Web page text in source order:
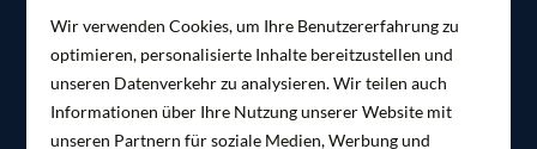
In welchem Yachthafen in
Amsterdam übernachtest
du?
Wir verwenden Cookies, um Ihre Benutzererfahrung zu
optimieren, personalisierte Inhalte bereitzustellen und
unseren Datenverkehr zu analysieren. Wir teilen auch
Informationen über Ihre Nutzung unserer Website mit
unseren Partnern für soziale Medien, Werbung und